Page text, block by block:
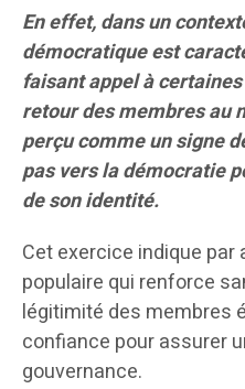
En effet, dans un
démocratique est
faisant appel à
retour des membres au
perçu comme un signe
pas vers la démocratie
de son identité.
Cet exercice indique par
populaire qui renforce
légitimité des membres
confiance pour assurer
gouvernance.